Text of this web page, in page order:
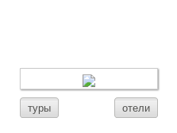
туры отели